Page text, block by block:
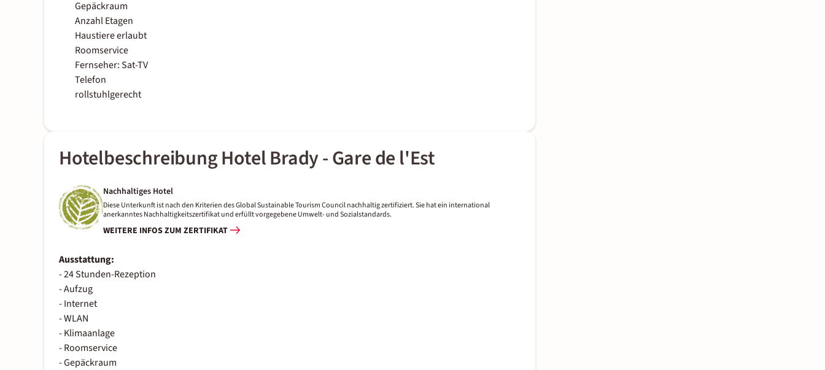
Gepäckraum
Anzahl Etagen
Haustiere erlaubt
Roomservice
Fernseher: Sat-TV
Telefon
rollstuhlgerecht
Hotelbeschreibung Hotel Brady - Gare de l'Est
Nachhaltiges Hotel
Diese Unterkunft ist nach den Kriterien des Global Sustainable Tourism Council nachhaltig zertifiziert. Sie hat ein international
anerkanntes Nachhaltigkeitszertifikat und erfüllt vorgegebene Umwelt- und Sozialstandards.
WEITERE INFOS ZUM ZERTIFIKAT
Ausstattung:
- 24 Stunden-Rezeption
- Aufzug
- Internet
- WLAN
- Klimaanlage
- Roomservice
- Gepäckraum